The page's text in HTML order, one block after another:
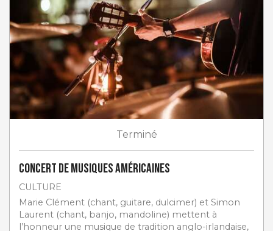
Terminé
Concert de musiques américaines
CULTURE
Marie Clément (chant, guitare, dulcimer) et Simon
Laurent (chant, banjo, mandoline) mettent à
l’honneur une musique de tradition anglo-irlandaise,